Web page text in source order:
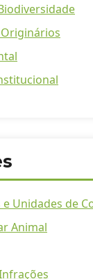
Unidades de
Animal